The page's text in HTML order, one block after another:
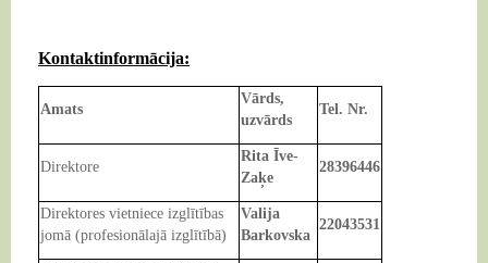
Kontaktinformācija:
Amats
Vārds,
uzvārds
Tel. Nr.
Direktore
Rita Īve-
Zaķe
28396446
Direktores vietniece izglītības
jomā (profesionālajā izglītībā)
Valija
Barkovska
22043531